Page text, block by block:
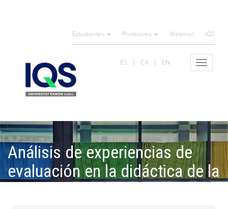
Estudiantes Profesores Webmail IQS
Toggle
ES CA EN
Análisis de experiencias de
evaluación en la didáctica de la